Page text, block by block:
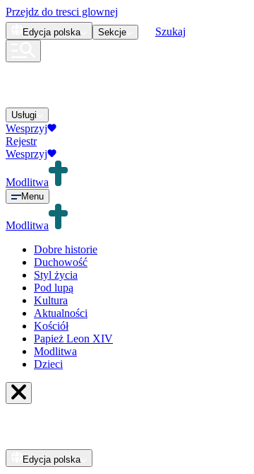
Przejdz do tresci glownej
Edycja polska Sekcje Szukaj
Usługi
Wesprzyj
Rejestr
Wesprzyj
Modlitwa
Menu
Modlitwa
Dobre historie
Duchowość
Styl życia
Pod lupą
Kultura
Aktualności
Kościół
Papież Leon XIV
Modlitwa
Dzieci
Edycja polska